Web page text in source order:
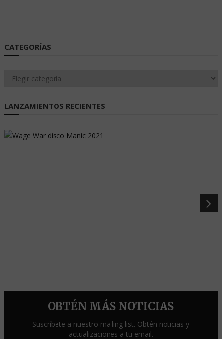
CATEGORÍAS
Categorías
LANZAMIENTOS RECIENTES
OBTÉN MÁS NOTICIAS
Suscríbete a nuestro mailing list. Obtén noticias y
actualizaciones a tu email.